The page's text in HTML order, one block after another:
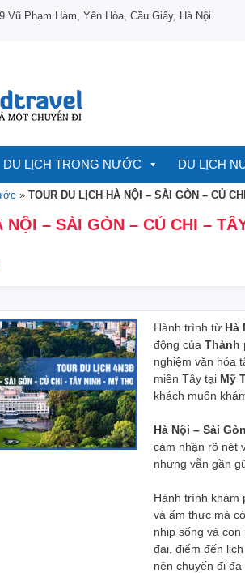
Vũ Phạm Hàm, Yên Hòa, Cầu Giấy, Hà Nội.
DU LỊCH TRONG NƯỚC DU LỊCH
» TOUR DU LỊCH HÀ NỘI – SÀI GÒN – CỦ
NỘI – SÀI GÒN – CỦ CHI –
Hành trình từ Hà
động củaThành
nghiệm văn hóa
miền Tây tại Mỹ
khách muốn
Hà Nội – Sài
cảm nhận rõ nét
nhưng vẫn gần
Hành trình khám
và ẩm thực mà
nhịp sống và
đại, điểm đến
nên chuyến đi